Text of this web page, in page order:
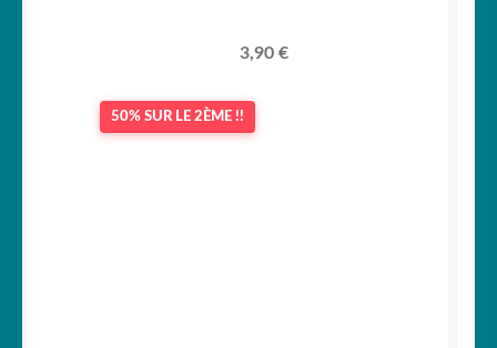
3,90 €
50% SUR LE 2ÈME !!